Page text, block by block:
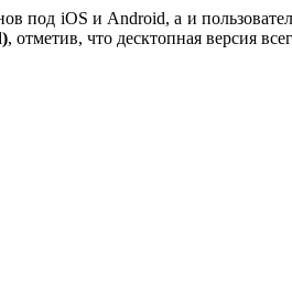
под iOS и Android, а и
, отметив, что десктопная версия